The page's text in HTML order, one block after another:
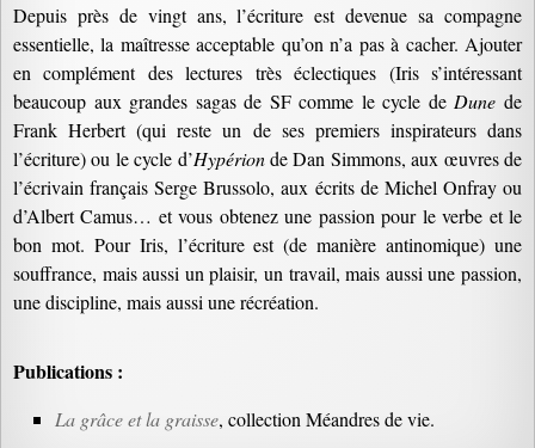
Depuis près de vingt ans, l’écriture est devenue sa compagne
essentielle, la maîtresse acceptable qu’on n’a pas à cacher. Ajouter
en complément des lectures très éclectiques (Iris s’intéressant
beaucoup aux grandes sagas de SF comme le cycle de Dune de
Frank Herbert (qui reste un de ses premiers inspirateurs dans
l’écriture) ou le cycle d’Hypérionde Dan Simmons, aux œuvres de
l’écrivain français Serge Brussolo, aux écrits de Michel Onfray ou
d’Albert Camus… et vous obtenez une passion pour le verbe et le
bon mot. Pour Iris, l’écriture est (de manière antinomique) une
souffrance, mais aussi un plaisir, un travail, mais aussi une passion,
une discipline, mais aussi une récréation.
Publications :
La grâce et la graisse, collection Méandres de vie.